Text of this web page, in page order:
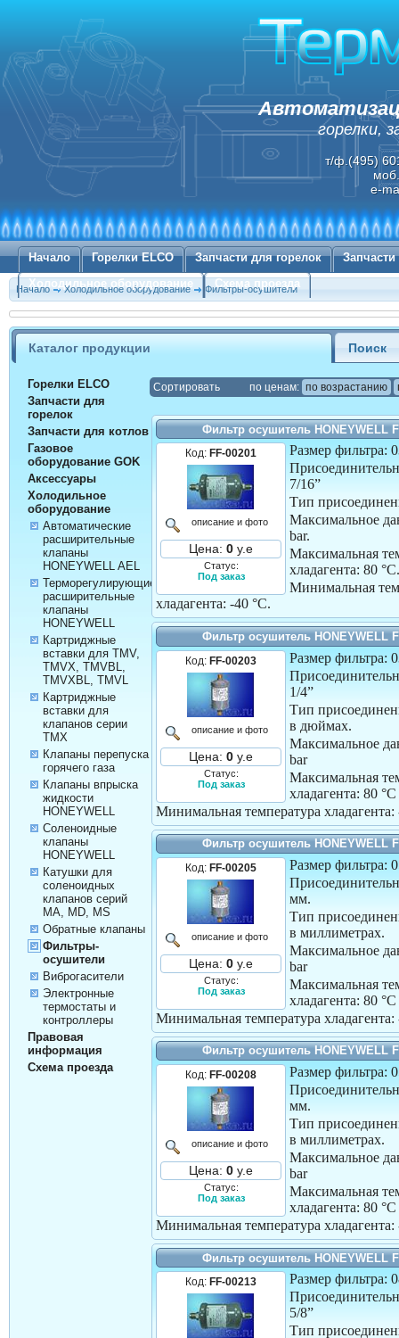
горелки,
т/ф.(495)
e-
Начало Горелки ELCO Запчасти для горелок
Холодильное оборудование
Схема проезда
Начало Холодильное оборудование Фильтры-осушители
Каталог продукции Поиск
Горелки ELCO
Запчасти для
горелок
Запчасти для котлов
Газовое
оборудование GOK
Аксессуары
Холодильное
оборудование
Автоматические
расширительные
клапаны
HONEYWELL AEL
Терморегулирующие
расширительные
клапаны
HONEYWELL
Картриджные
вставки для TMV,
TMVX, TMVBL,
TMVXBL, TMVL
Картриджные
вставки для
клапанов серии
TMX
Клапаны перепуска
горячего газа
Клапаны впрыска
жидкости
HONEYWELL
Соленоидные
клапаны
HONEYWELL
Катушки для
соленоидных
клапанов серий
MA, MD, MS
Обратные клапаны
Фильтры-
осушители
Виброгасители
Электронные
термостаты и
контроллеры
Правовая
информация
Схема проезда
Cортировать по ценам: по возрастанию
Фильтр осушитель HONEYWELL
Код: FF-00201
описание и фото
Цена: 0 у.е
Статус:
Под заказ
Размер фильтра:
7/16”
Тип
Максимальное
bar.
Максимальная
хладагента:80
Минимальная
хладагента:-40 °C.
Фильтр осушитель HONEYWELL
Код:FF-00203
описание и фото
Цена: 0 у.е
Статус:
Под заказ
Размер фильтра:
1/4”
Тип
в дюймах.
Максимальное
bar
Максимальная
хладагента:80 °C
Минимальная температура хладагента:
Фильтр осушитель HONEYWELL
Код:FF-00205
описание и фото
Цена: 0 у.е
Статус:
Под заказ
Размер фильтра:
мм.
Тип
в миллиметрах.
Максимальное
bar
Максимальная
хладагента:80 °C
Минимальная температура хладагента:
Фильтр осушитель HONEYWELL
Код: FF-00208
описание и фото
Цена: 0 у.е
Статус:
Под заказ
Размер фильтра:
мм.
Тип
в миллиметрах.
Максимальное
bar
Максимальная
хладагента:80 °C
Минимальная температура хладагента:
Фильтр осушитель HONEYWELL
Код: FF-00213
Размер фильтра:
5/8”
Тип